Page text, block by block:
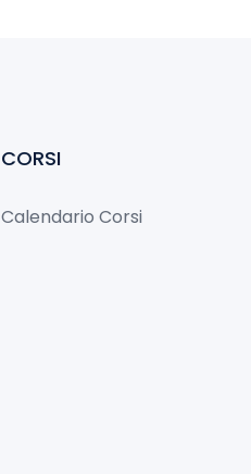
CORSI
Calendario Corsi